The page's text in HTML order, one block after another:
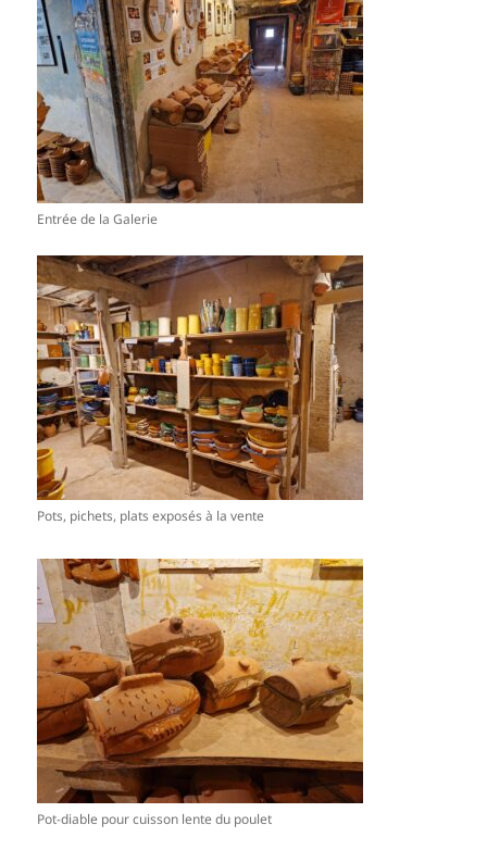
Entrée de la Galerie
Pots, pichets, plats exposés à la vente
Pot-diable pour cuisson lente du poulet